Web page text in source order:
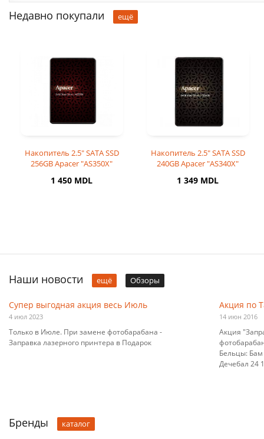
Недавно покупали ещё
Накопитель 2.5" SATA SSD
256GB Apacer "AS350X"
1 450 MDL
Накопитель 2.5" SATA SSD
240GB Apacer "AS340X"
1 349 MDL
Наши новости ещё Обзоры
Супер выгодная акция весь Июль
4 июл 2023
Только в Июле. При замене фотобарабана -
Заправка лазерного принтера в Подарок
Акция по
14 июн 2016
Акция
Бельцы: Бам
Дечебал 24
Бренды каталог